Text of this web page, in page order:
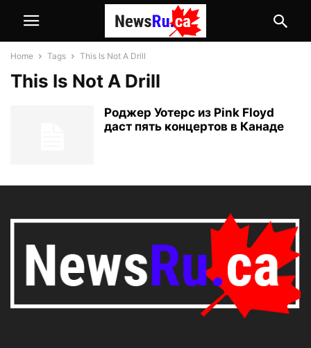
Home Tags This Is Not A Drill
This Is Not A Drill
Роджер Уотерс из Pink Floyd
даст пять концертов в Канаде